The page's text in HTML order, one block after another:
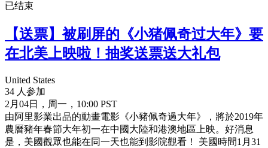
已结束
【送票】被刷屏的《小猪佩奇过大年》要
在北美上映啦！抽奖送票送大礼包
United States
34 人参加
2月04日，周一，10:00 PST
由阿里影業出品的動畫電影《小豬佩奇過大年》，將於2019年
農曆豬年春節大年初一在中國大陸和港澳地區上映。好消息
是，美國觀眾也能在同一天也能到影院觀看！ 美國時間1月31